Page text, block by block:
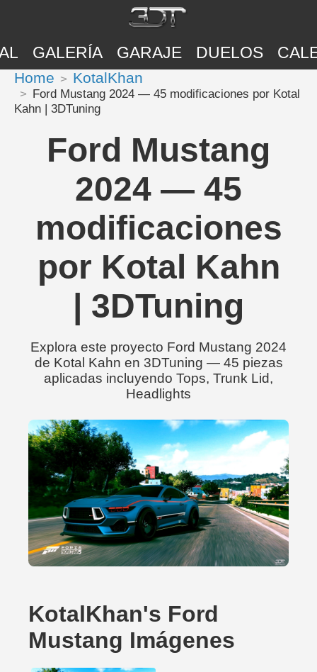
GALERÍA GARAJE DUELOS
Home KotalKhan
Ford Mustang 2024 — 45 modificaciones por Kotal
Kahn | 3DTuning
Ford Mustang
2024 — 45
modificaciones
por Kotal Kahn
| 3DTuning
Explora este proyecto Ford Mustang 2024
de Kotal Kahn en 3DTuning — 45 piezas
aplicadas incluyendo Tops, Trunk Lid,
Headlights
KotalKhan's Ford
Mustang Imágenes